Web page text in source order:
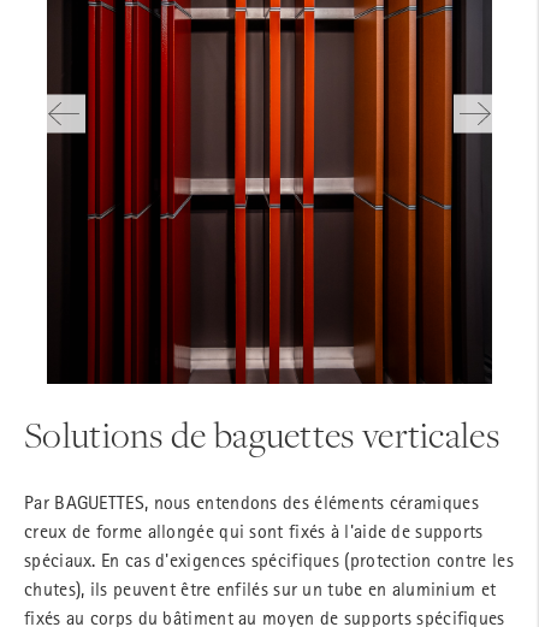
Solutions de baguettes verticales
Par BAGUETTES, nous entendons des éléments céramiques
creux de forme allongée qui sont fixés à l'aide de supports
spéciaux. En cas d'exigences spécifiques (protection contre les
chutes), ils peuvent être enfilés sur un tube en aluminium et
fixés au corps du bâtiment au moyen de supports spécifiques